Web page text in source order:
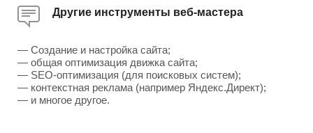
Другие инструменты веб-мастера
— Создание и настройка сайта;
— общая оптимизация движка сайта;
— SEO-оптимизация (для поисковых систем);
— контекстная реклама (например Яндекс.Директ);
— и многое другое.